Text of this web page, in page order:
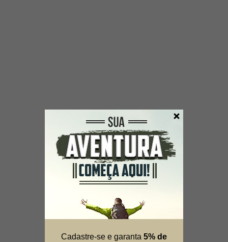
Cadastre-se e garanta 5% de